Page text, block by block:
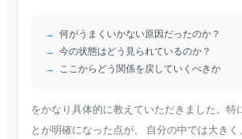
何がうまくいかない原因だったのか？
今の状態はどう見られているのか？
ここからどう関係を戻していくべきか
をかなり具体的に教えていただきました。特
とが明確になった点が、 自分の中では大き